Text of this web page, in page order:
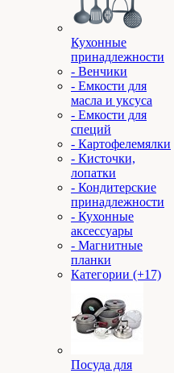
Кухонные
принадлежности
- Венчики
- Емкости для
масла и уксуса
- Емкости для
специй
- Картофелемялки
- Кисточки,
лопатки
- Кондитерские
принадлежности
- Кухонные
аксессуары
- Магнитные
планки
Категории (+17)
Посуда для